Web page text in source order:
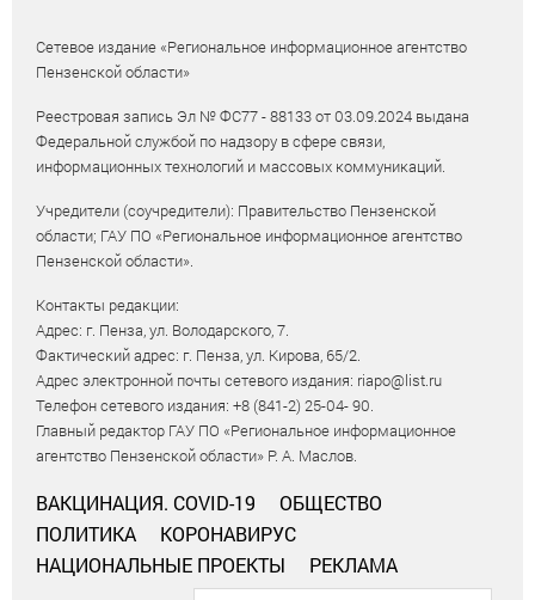
Сетевое издание «Региональное информационное агентство
Пензенской области»
Реестровая запись Эл № ФС77 - 88133 от 03.09.2024 выдана
Федеральной службой по надзору в сфере связи,
информационных технологий и массовых коммуникаций.
Учредители (соучредители): Правительство Пензенской
области; ГАУ ПО «Региональное информационное агентство
Пензенской области».
Контакты редакции:
Адрес: г. Пенза, ул. Володарского, 7.
Фактический адрес: г. Пенза, ул. Кирова, 65/2.
Адрес электронной почты сетевого издания: riapo@list.ru
Телефон сетевого издания: +8 (841-2) 25-04- 90.
Главный редактор ГАУ ПО «Региональное информационное
агентство Пензенской области» Р. А. Маслов.
ВАКЦИНАЦИЯ. COVID-19
ОБЩЕСТВО
ПОЛИТИКА
КОРОНАВИРУС
НАЦИОНАЛЬНЫЕ ПРОЕКТЫ
РЕКЛАМА